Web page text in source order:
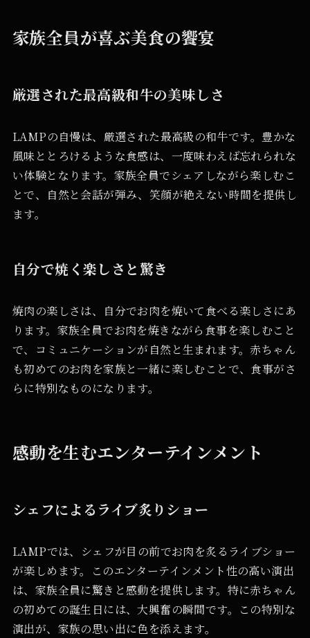
家族全員が喜ぶ美食の饗宴
厳選された最高級和牛の美味しさ
LAMPの自慢は、厳選された最高級の和牛です。豊かな
風味ととろけるような食感は、一度味わえば忘れられな
い体験となります。家族全員でシェアしながら楽しむこ
とで、自然と会話が弾み、笑顔が絶えない時間を提供し
ます。
自分で焼く楽しさと驚き
焼肉の楽しさは、自分でお肉を焼いて食べる楽しさにあ
ります。家族全員でお肉を焼きながら食事を楽しむこと
で、コミュニケーションが自然と生まれます。赤ちゃん
も初めてのお肉を家族と一緒に楽しむことで、食事がさ
らに特別なものになります。
感動を生むエンターテインメント
シェフによるライブ炙りショー
LAMPでは、シェフが目の前でお肉を炙るライブショー
が楽しめます。このエンターテインメント性の高い演出
は、家族全員に驚きと感動を提供します。特に赤ちゃん
の初めての誕生日には、大興奮の瞬間です。この特別な
演出が、家族の思い出に色を添えます。